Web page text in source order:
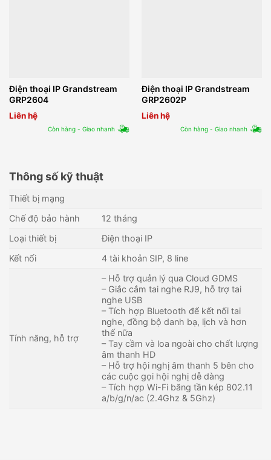
Điện thoại IP Grandstream
GRP2604
Liên hệ
Còn hàng - Giao nhanh
Điện thoại IP Grandstream
GRP2602P
Liên hệ
Còn hàng - Giao nhanh
Thông số kỹ thuật
Thiết bị mạng
Chế độ bảo hành
12 tháng
Loại thiết bị
Điện thoại IP
Kết nối
4 tài khoản SIP, 8 line
Tính năng, hỗ trợ
– Hỗ trợ quản lý qua Cloud GDMS
– Giắc cắm tai nghe RJ9, hỗ trợ tai
nghe USB
– Tích hợp Bluetooth để kết nối tai
nghe, đồng bộ danh bạ, lịch và hơn
thế nữa
– Tay cầm và loa ngoài cho chất lượng
âm thanh HD
– Hỗ trợ hội nghị âm thanh 5 bên cho
các cuộc gọi hội nghị dễ dàng
– Tích hợp Wi-Fi băng tần kép 802.11
a/b/g/n/ac (2.4Ghz & 5Ghz)